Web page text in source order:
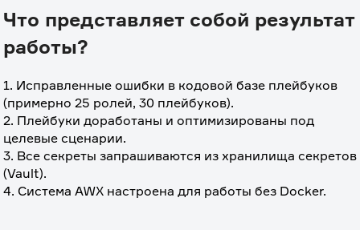
Что представляет собой результат
работы?
1. Исправленные ошибки в кодовой базе плейбуков
(примерно 25 ролей, 30 плейбуков).
2. Плейбуки доработаны и оптимизированы под
целевые сценарии.
3. Все секреты запрашиваются из хранилища секретов
(Vault).
4. Система AWX настроена для работы без Docker.